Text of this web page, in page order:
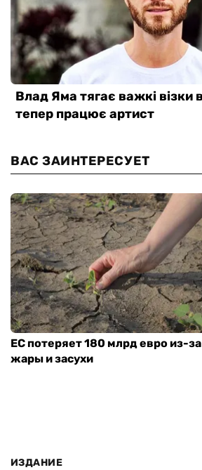
ВАС ЗАИНТЕРЕСУЕТ
ЕС потеряет 180 млрд евро из-за
жары и засухи
ИЗДАНИЕ